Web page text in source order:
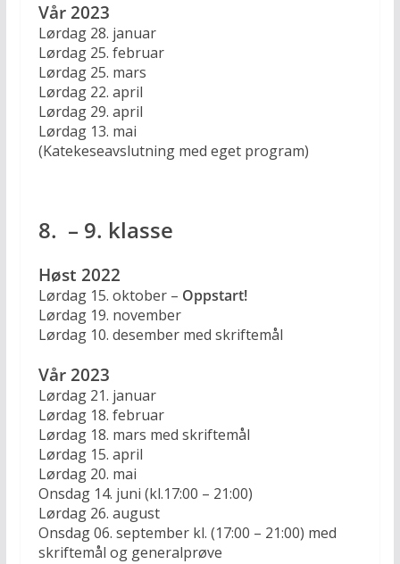
Vår 2023
Lørdag 28. januar
Lørdag 25. februar
Lørdag 25. mars
Lørdag 22. april
Lørdag 29. april
Lørdag 13. mai
(Katekeseavslutning med eget program)
8. – 9. klasse
Høst 2022
Lørdag 15. oktober – Oppstart!
Lørdag 19. november
Lørdag 10. desember med skriftemål
Vår 2023
Lørdag 21. januar
Lørdag 18. februar
Lørdag 18. mars med skriftemål
Lørdag 15. april
Lørdag 20. mai
Onsdag 14. juni (kl.17:00 – 21:00)
Lørdag 26. august
Onsdag 06. september kl. (17:00 – 21:00) med
skriftemål og generalprøve